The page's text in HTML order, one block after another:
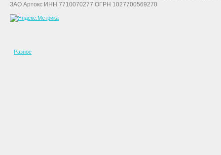
ЗАО Артокс ИНН 7710070277 ОГРН 1027700569270
Разное